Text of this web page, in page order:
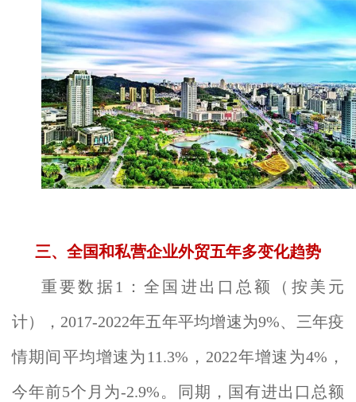
三、全国和私营企业外贸五年多变化趋势
重要数据1：全国进出口总额（按美元
计），2017-2022年五年平均增速为9%、三年疫
情期间平均增速为11.3%，2022年增速为4%，
今年前5个月为-2.9%。同期，国有进出口总额